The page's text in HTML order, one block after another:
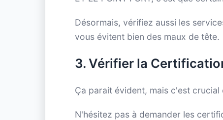
Désormais, vérifiez aussi les
vous évitent bien des maux de tête.
3. Vérifier la
Ça parait évident, mais c'est
N'hésitez pas à demander les